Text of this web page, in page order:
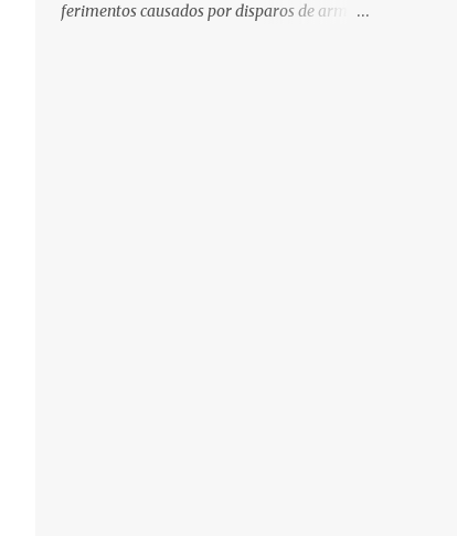
ferimentos causados por disparos de arma